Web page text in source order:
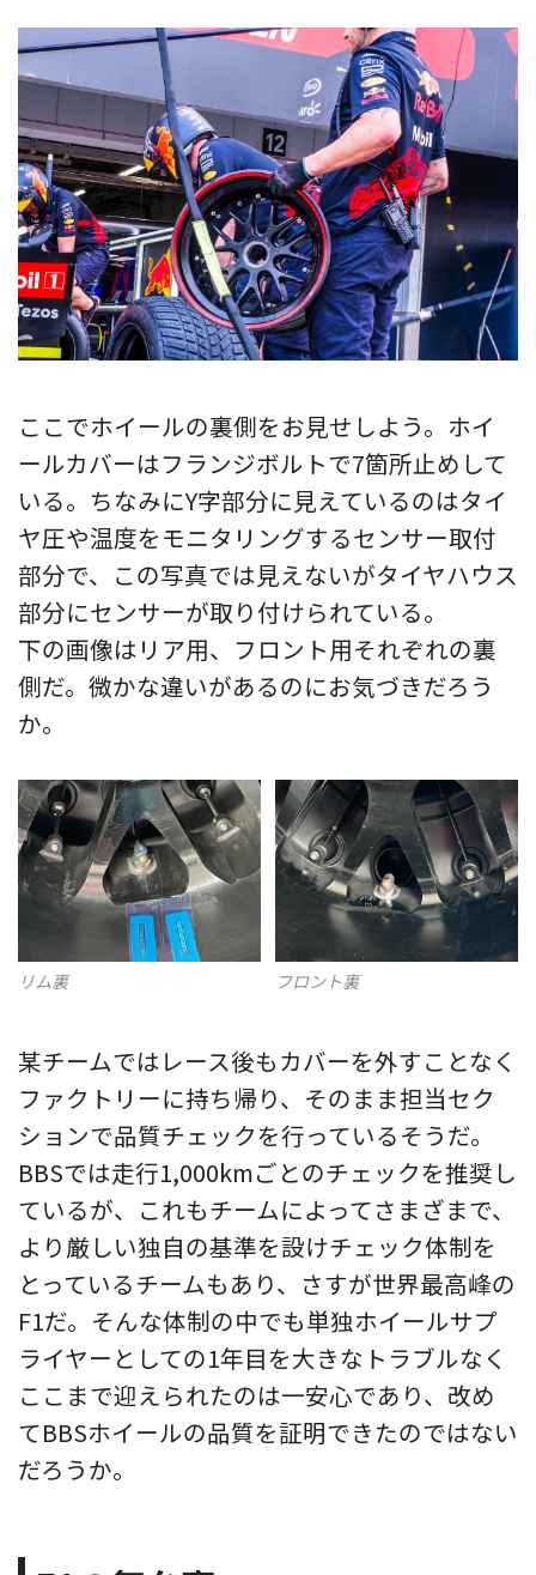
ここでホイールの裏側をお見せしよう。ホイ
ールカバーはフランジボルトで7箇所止めして
いる。ちなみにY字部分に見えているのはタイ
ヤ圧や温度をモニタリングするセンサー取付
部分で、この写真では見えないがタイヤハウス
部分にセンサーが取り付けられている。
下の画像はリア用、フロント用それぞれの裏
側だ。微かな違いがあるのにお気づきだろう
か。
リム裏 フロント裏
某チームではレース後もカバーを外すことなく
ファクトリーに持ち帰り、そのまま担当セク
ションで品質チェックを行っているそうだ。
BBSでは走行1,000kmごとのチェックを推奨し
ているが、これもチームによってさまざまで、
より厳しい独自の基準を設けチェック体制を
とっているチームもあり、さすが世界最高峰の
F1だ。そんな体制の中でも単独ホイールサプ
ライヤーとしての1年目を大きなトラブルなく
ここまで迎えられたのは一安心であり、改め
てBBSホイールの品質を証明できたのではない
だろうか。